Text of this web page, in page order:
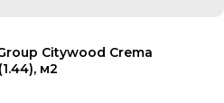
Citywood Crema
м2